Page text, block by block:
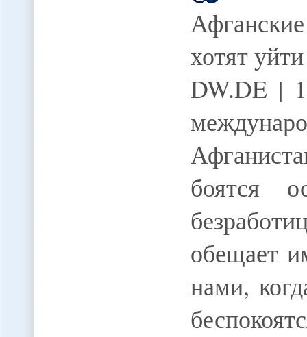
хотят
DW.DE |
боятся
обещает
нами,